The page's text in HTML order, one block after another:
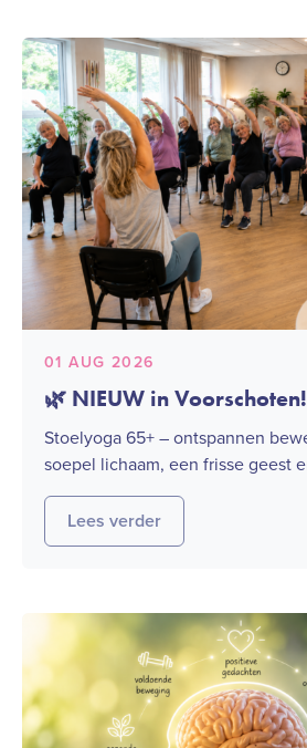
01 AUG 2026
🌿 NIEUW in Voorschoten!
Stoelyoga 65+ – ontspannen
soepel lichaam, een frisse geest
Lees verder